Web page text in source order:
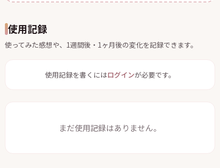
使用記録
使ってみた感想や、1週間後・1ヶ月後の変化を記録できます。
使用記録を書くにはログインが必要です。
まだ使用記録はありません。